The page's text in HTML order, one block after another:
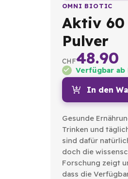
OMNI BIOTIC
Aktiv 60
Pulver
CHF48.90
Verfügbar ab
In den
Gesunde
Trinken und
sind dafür
doch die
Forschung zeigt
dass die